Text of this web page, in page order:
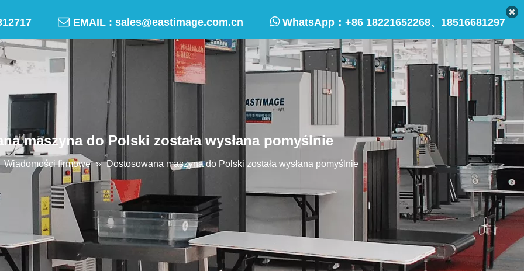
 EMAIL : sales@eastimage.com.cn WhatsApp： +86 18221652268、18516681297
maszyna do Polski została wysłana pomyślnie
Wiadomości firmowe » Dostosowana maszyna do Polski została wysłana pomyślnie